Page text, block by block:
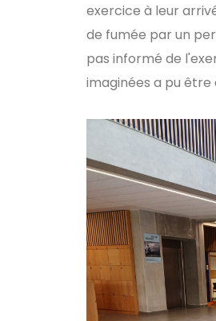
exercice à leur
de fumée par un
pas informé de
imaginées a pu être